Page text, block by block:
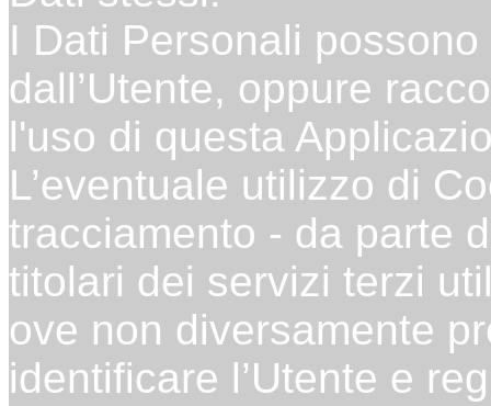
I Dati Personali
dall’Utente, oppure
l'uso di questa
L’eventuale utilizzo di
tracciamento - da parte
titolari dei servizi terzi
ove non diversamente
identificare l’Utente e